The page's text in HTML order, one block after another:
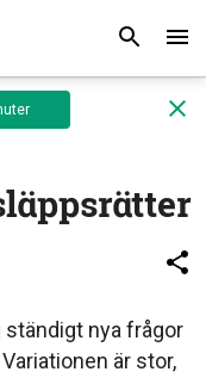
ständigt nya frågor
är stor,